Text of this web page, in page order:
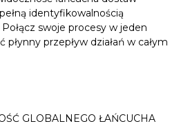
identyfikowalnością
swoje procesy w jeden
przepływ działań w całym
GLOBALNEGO ŁAŃCUCHA